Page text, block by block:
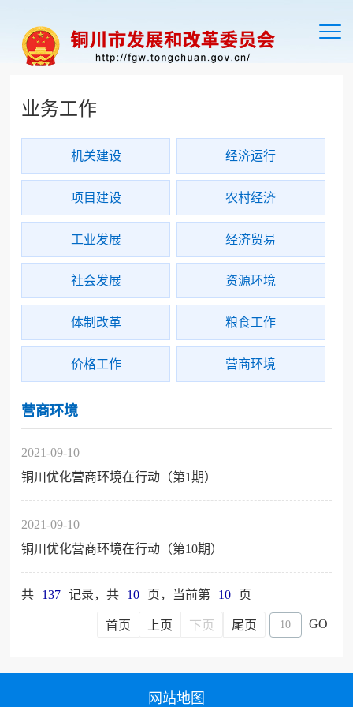
切
换
业务工作
机关建设 经济运行
项目建设 农村经济
工业发展 经济贸易
社会发展 资源环境
体制改革 粮食工作
价格工作 营商环境
营商环境
2021-09-10
铜川优化营商环境在行动（第1期）
2021-09-10
铜川优化营商环境在行动（第10期）
共 137 记录，共 10 页，当前第 10 页
首页 上页 下页 尾页 GO
网站地图